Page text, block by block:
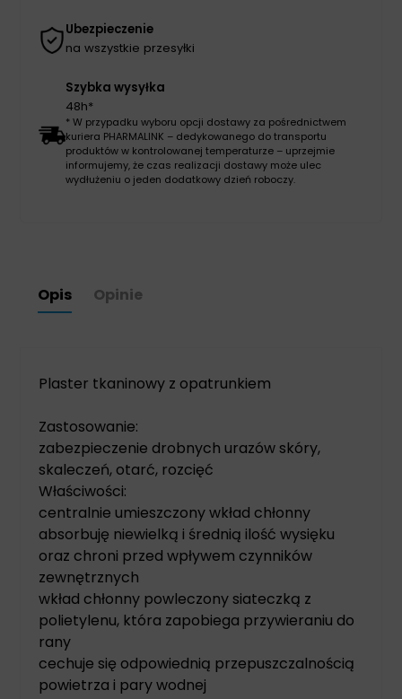
Ubezpieczenie
na wszystkie przesyłki
Szybka wysyłka
48h*
* W przypadku wyboru opcji dostawy za pośrednictwem
kuriera PHARMALINK – dedykowanego do transportu
produktów w kontrolowanej temperaturze – uprzejmie
informujemy, że czas realizacji dostawy może ulec
wydłużeniu o jeden dodatkowy dzień roboczy.
Opis Opinie
Plaster tkaninowy z opatrunkiem
Zastosowanie:
zabezpieczenie drobnych urazów skóry,
skaleczeń, otarć, rozcięć
Właściwości:
centralnie umieszczony wkład chłonny
absorbuję niewielką i średnią ilość wysięku
oraz chroni przed wpływem czynników
zewnętrznych
wkład chłonny powleczony siateczką z
polietylenu, która zapobiega przywieraniu do
rany
cechuje się odpowiednią przepuszczalnością
powietrza i pary wodnej